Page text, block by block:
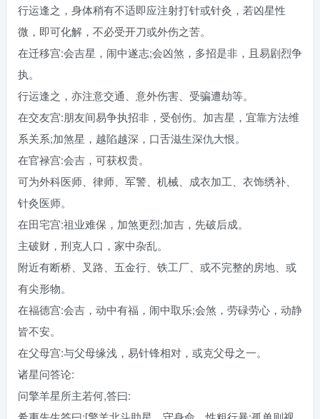
行运逢之，身体稍有不适即应注射打针或针灸，若凶星性
微，即可化解，不必受开刀或外伤之苦。
在迁移宫:会吉星，闹中遂志;会凶煞，多招是非，且易剧烈争
执。
行运逢之，亦注意交通、意外伤害、受骗遭劫等。
在交友宫:朋友间易争执招非，受创伤。加吉星，宜靠方法维
系关系;加煞星，越陷越深，口舌滋生深仇大恨。
在官禄宫:会吉，可获权贵。
可为外科医师、律师、军警、机械、成衣加工、衣饰绣补、
针灸医师。
在田宅宫:祖业难保，加煞更烈;加吉，先破后成。
主破财，刑克人口，家中杂乱。
附近有断桥、叉路、五金行、铁工厂、或不完整的房地、或
有尖形物。
在福德宫:会吉，动中有福，闹中取乐;会煞，劳碌劳心，动静
皆不安。
在父母宫:与父母缘浅，易针锋相对，或克父母之一。
诸星问答论:
问擎羊星所主若何,答曰: